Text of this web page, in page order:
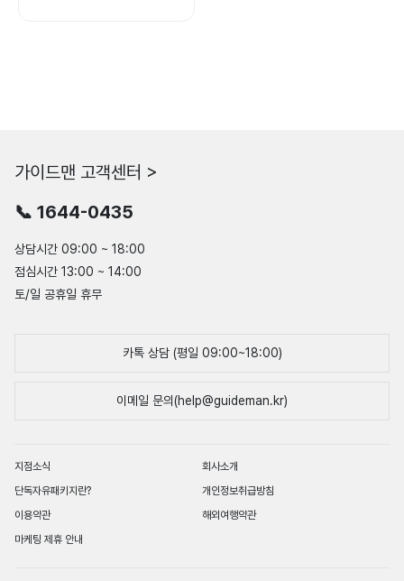
가이드맨 고객센터 >
📞 1644-0435
상담시간 09:00 ~ 18:00
점심시간 13:00 ~ 14:00
토/일 공휴일 휴무
카톡 상담 (평일 09:00~18:00)
이메일 문의(help@guideman.kr)
지점소식
회사소개
단독자유패키지란?
개인정보취급방침
이용약관
해외여행약관
마케팅 제휴 안내